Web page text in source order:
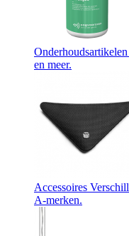
Onderhoudsartikelen
en meer.
Accessoires
A-merken.